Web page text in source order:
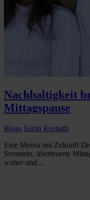
Nachhaltigkeit
Mittagspause
Blogs Sarah Krobath
Eine Mensa mit Zukunft
Semmeln, überteuerte
woher und ...